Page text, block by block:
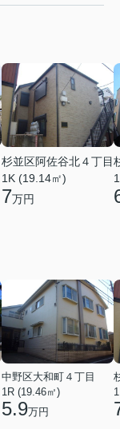
杉並区阿佐谷北４丁目
1K (19.14㎡)
7万円
中野区大和町４丁目
1R (19.46㎡)
5.9万円